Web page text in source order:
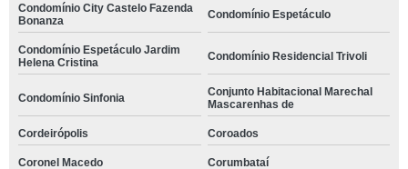
Condomínio City Castelo Fazenda
Bonanza
Condomínio Espetáculo
Condomínio Espetáculo Jardim
Helena Cristina
Condomínio Residencial Trivoli
Condomínio Sinfonia
Conjunto Habitacional Marechal
Mascarenhas de
Cordeirópolis Coroados
Coronel Macedo Corumbataí